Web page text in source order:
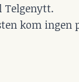
kom ingen